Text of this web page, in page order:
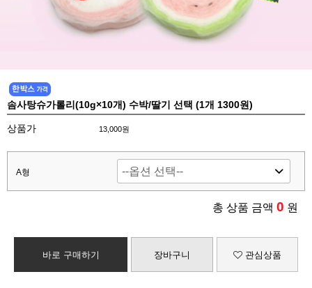
솜사탕슈가롤리(10g×10개) 수박/딸기 선택 (1개 1300원)
상품가 13,000원
A형
총 상품 금액 0 원
바로 구매하기 장바구니 관심상품